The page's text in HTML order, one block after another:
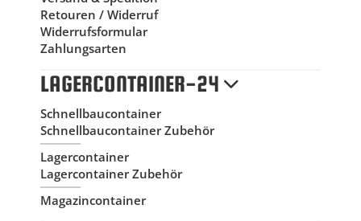
Retouren / Widerruf
Widerrufsformular
Zahlungsarten
LAGERCONTAINER-24
Schnellbaucontainer
Schnellbaucontainer Zubehör
Lagercontainer
Lagercontainer Zubehör
Magazincontainer